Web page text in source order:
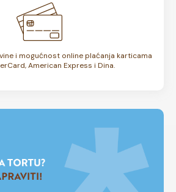
i mogućnost online plaćanja karticama
American Express i Dina.